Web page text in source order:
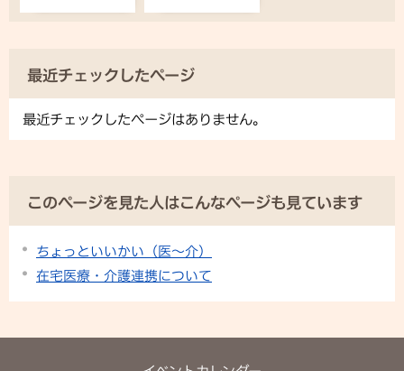
最近チェックしたページ
最近チェックしたページはありません。
このページを見た人はこんなページも見ています
ちょっといいかい（医～介）
在宅医療・介護連携について